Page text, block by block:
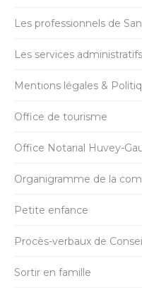
Les professionnels de
Les services
Mentions légales &
Office de tourisme
Office Notarial Huvey-
Organigramme de la
Petite enfance
Procès-verbaux de
Sortir en famille